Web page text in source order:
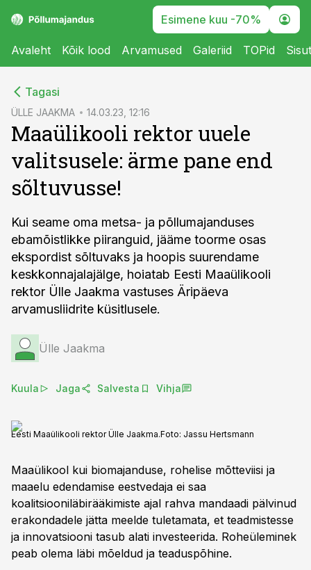
Esimene kuu -70%
Avaleht Kõik lood Arvamused Galeriid TOPid
Tagasi
ÜLLE JAAKMA 14.03.23, 12:16
Maaülikooli rektor uuele
valitsusele: ärme pane end
sõltuvusse!
Kui seame oma metsa- ja põllumajanduses
ebamõistlikke piiranguid, jääme toorme osas
ekspordist sõltuvaks ja hoopis suurendame
keskkonnajalajälge, hoiatab Eesti Maaülikooli
rektor Ülle Jaakma vastuses Äripäeva
arvamusliidrite küsitlusele.
Ülle Jaakma
Kuula Jaga Salvesta Vihja
Eesti Maaülikooli rektor Ülle Jaakma.Foto: Jassu Hertsmann
Maaülikool kui biomajanduse, rohelise mõtteviisi ja
maaelu edendamise eestvedaja ei saa
koalitsiooniläbirääkimiste ajal rahva mandaadi pälvinud
erakondadele jätta meelde tuletamata, et teadmistesse
ja innovatsiooni tasub alati investeerida. Roheüleminek
peab olema läbi mõeldud ja teaduspõhine.